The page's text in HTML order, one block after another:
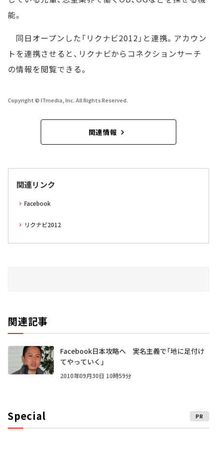
能。
同日オープンした「リクナビ2012」と連携。アカウン
トを連携させると、リクナビからコネクションサーチ
の情報を閲覧できる。
Copyright © ITmedia, Inc. All Rights Reserved.
関連情報
関連リンク
Facebook
リクナビ2012
関連記事
Facebook日本攻略へ 実名主義で「地に足付け
てやっていく」
2010年09月30日 10時59分
Special PR